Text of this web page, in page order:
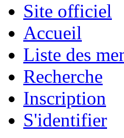
Site officiel
Accueil
Liste des
Recherche
Inscription
S'identifier